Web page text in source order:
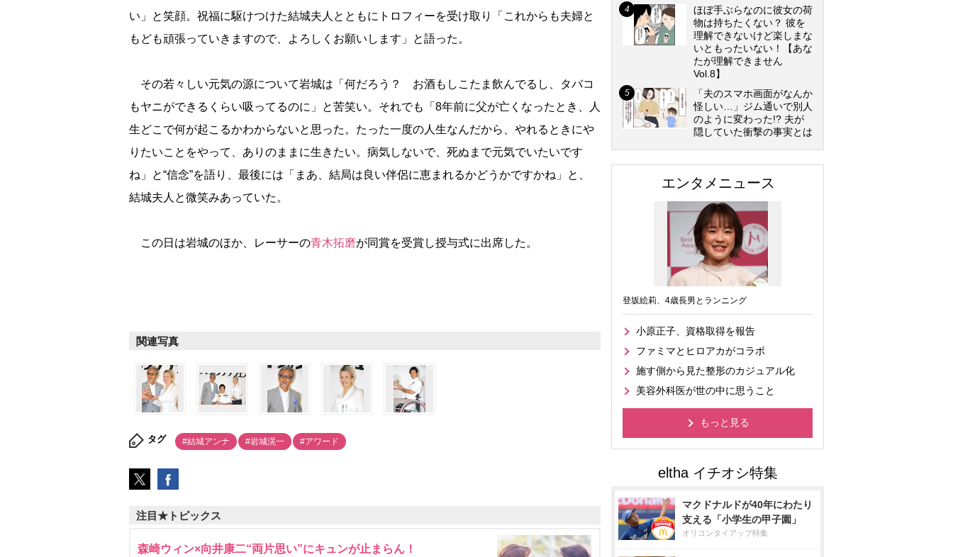
い」と笑顔。祝福に駆けつけた結城夫人とともにトロフィーを受け取り「これからも夫婦と
もども頑張っていきますので、よろしくお願いします」と語った。
その若々しい元気の源について岩城は「何だろう？ お酒もしこたま飲んでるし、タバコ
もヤニができるくらい吸ってるのに」と苦笑い。それでも「8年前に父が亡くなったとき、人
生どこで何が起こるかわからないと思った。たった一度の人生なんだから、やれるときに
りたいことをやって、ありのままに生きたい。病気しないで、死ぬまで元気でいたいです
ね」と“信念”を語り、最後には「まあ、結局は良い伴侶に恵まれるかどうかですかね」と、
結城夫人と微笑みあっていた。
この日は岩城のほか、レーサーの青木拓磨が同賞を受賞し授与式に出席した。
関連写真
タグ #結城アンナ #岩城滉一 #アワード
注目★トピックス
森崎ウィン×向井康二“両片思い”にキュンが止まらん！
ほぼ手ぶらなのに彼女の荷
物は持ちたくない？ 彼を
理解できないけど楽しまな
いともったいない！【あな
たが理解できません
Vol.8】
「夫のスマホ画面がなんか
怪しい…」ジム通いで別人
のように変わった!? 夫が
隠していた衝撃の事実とは
エンタメニュース
登坂絵莉、4歳長男とランニング
小原正子、資格取得を報告
ファミマとヒロアカがコラボ
施す側から見た整形のカジュアル化
美容外科医が世の中に思うこと
もっと見る
マクドナルドが40年にわたり
支える「小学生の甲子園」
オリコンタイアップ特集